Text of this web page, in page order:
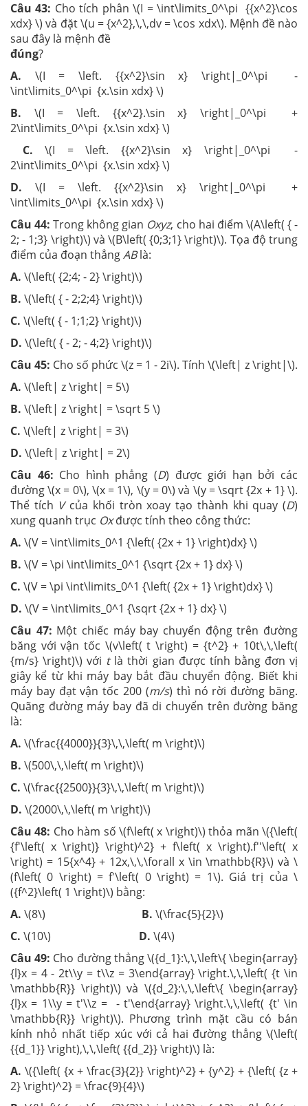
Câu 43: Cho tích phân \(I = \int\limits_0^\pi {{x^2}\cos
xdx} \) và đặt \(u = {x^2},\,\,dv = \cos xdx\). Mệnh đề nào
sau đây là mệnh đề
đúng?
A. \(I = \left. {{x^2}\sin x} \right|_0^\pi -
\int\limits_0^\pi {x.\sin xdx} \)
B. \(I = \left. {{x^2}.\sin x} \right|_0^\pi +
2\int\limits_0^\pi {x.\sin xdx} \)
C.\(I = \left. {{x^2}\sin x} \right|_0^\pi -
2\int\limits_0^\pi {x.\sin xdx} \)
D. \(I = \left. {{x^2}\sin x} \right|_0^\pi +
\int\limits_0^\pi {x.\sin xdx} \)
Câu 44:Trong không gian Oxyz, cho hai điểm \(A\left( { -
2; - 1;3} \right)\) và \(B\left( {0;3;1} \right)\). Tọa độ trung
điểm của đoạn thẳngABlà:
A. \(\left( {2;4; - 2} \right)\)
B. \(\left( { - 2;2;4} \right)\)
C. \(\left( { - 1;1;2} \right)\)
D. \(\left( { - 2; - 4;2} \right)\)
Câu 45: Cho số phức \(z = 1 - 2i\). Tính \(\left| z \right|\).
A. \(\left| z \right| = 5\)
B. \(\left| z \right| = \sqrt 5 \)
C. \(\left| z \right| = 3\)
D. \(\left| z \right| = 2\)
Câu 46: Cho hình phẳng (D) được giới hạn bởi các
đường \(x = 0\), \(x = 1\), \(y = 0\) và \(y = \sqrt {2x + 1} \).
Thể tích V của khối tròn xoay tạo thành khi quay (D)
xung quanh trục Oxđược tính theo công thức:
A. \(V = \int\limits_0^1 {\left( {2x + 1} \right)dx} \)
B. \(V = \pi \int\limits_0^1 {\sqrt {2x + 1} dx} \)
C. \(V = \pi \int\limits_0^1 {\left( {2x + 1} \right)dx} \)
D. \(V = \int\limits_0^1 {\sqrt {2x + 1} dx} \)
Câu 47: Một chiếc máy bay chuyển động trên đường
băng với vận tốc \(v\left( t \right) = {t^2} + 10t\,\,\left(
{m/s} \right)\) với t là thời gian được tính bằng đơn vị
giây kể từ khi máy bay bắt đầu chuyển động. Biết khi
máy bay đạt vận tốc 200 (m/s) thì nó rời đường băng.
Quãng đường máy bay đã di chuyển trên đường băng
là:
A. \(\frac{{4000}}{3}\,\,\left( m \right)\)
B. \(500\,\,\left( m \right)\)
C. \(\frac{{2500}}{3}\,\,\left( m \right)\)
D. \(2000\,\,\left( m \right)\)
Câu 48: Cho hàm số \(f\left( x \right)\) thỏa mãn \({\left(
{f'\left( x \right)} \right)^2} + f\left( x \right).f''\left( x
\right) = 15{x^4} + 12x,\,\,\forall x \in \mathbb{R}\) và \
(f\left( 0 \right) = f'\left( 0 \right) = 1\). Giá trị của \
({f^2}\left( 1 \right)\) bằng:
A. \(8\) B. \(\frac{5}{2}\)
C. \(10\) D. \(4\)
Câu 49: Cho đường thẳng \({d_1}:\,\,\left\{ \begin{array}
{l}x = 4 - 2t\\y = t\\z = 3\end{array} \right.\,\,\left( {t \in
\mathbb{R}} \right)\) và \({d_2}:\,\,\left\{ \begin{array}
{l}x = 1\\y = t'\\z = - t'\end{array} \right.\,\,\left( {t' \in
\mathbb{R}} \right)\). Phương trình mặt cầu có bán
kính nhỏ nhất tiếp xúc với cả hai đường thẳng \(\left(
{{d_1}} \right),\,\,\left( {{d_2}} \right)\) là:
A. \({\left( {x + \frac{3}{2}} \right)^2} + {y^2} + {\left( {z +
2} \right)^2} = \frac{9}{4}\)